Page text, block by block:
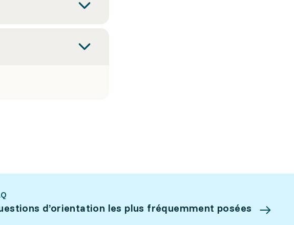
d’orientation les plus fréquemment posées